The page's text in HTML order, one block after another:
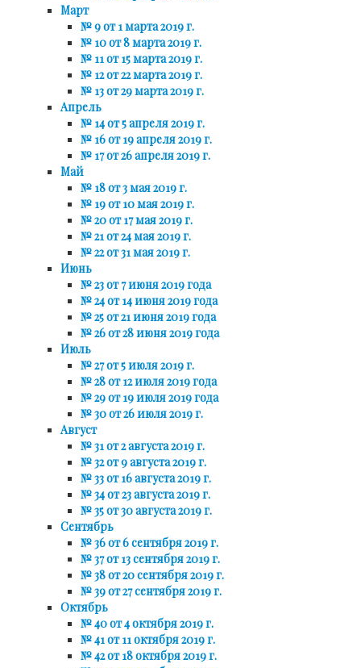
Март
№ 9 от 1 марта 2019 г.
№ 10 от 8 марта 2019 г.
№ 11 от 15 марта 2019 г.
№ 12 от 22 марта 2019 г.
№ 13 от 29 марта 2019 г.
Апрель
№ 14 от 5 апреля 2019 г.
№ 16 от 19 апреля 2019 г.
№ 17 от 26 апреля 2019 г.
Май
№ 18 от 3 мая 2019 г.
№ 19 от 10 мая 2019 г.
№ 20 от 17 мая 2019 г.
№ 21 от 24 мая 2019 г.
№ 22 от 31 мая 2019 г.
Июнь
№ 23 от 7 июня 2019 года
№ 24 от 14 июня 2019 года
№ 25 от 21 июня 2019 года
№ 26 от 28 июня 2019 года
Июль
№ 27 от 5 июля 2019 г.
№ 28 от 12 июля 2019 года
№ 29 от 19 июля 2019 года
№ 30 от 26 июля 2019 г.
Август
№ 31 от 2 августа 2019 г.
№ 32 от 9 августа 2019 г.
№ 33 от 16 августа 2019 г.
№ 34 от 23 августа 2019 г.
№ 35 от 30 августа 2019 г.
Сентябрь
№ 36 от 6 сентября 2019 г.
№ 37 от 13 сентября 2019 г.
№ 38 от 20 сентября 2019 г.
№ 39 от 27 сентября 2019 г.
Октябрь
№ 40 от 4 октября 2019 г.
№ 41 от 11 октября 2019 г.
№ 42 от 18 октября 2019 г.